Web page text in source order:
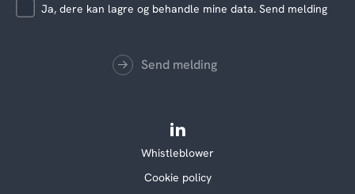
Ja, dere kan lagre og behandle mine data. Send melding
Send melding
Whistleblower
Cookie policy